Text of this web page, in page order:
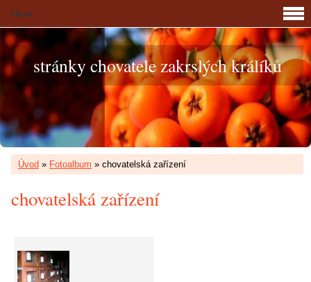
stránky chovatele zakrslých králíků
Úvod » Fotoalbum » chovatelská zařízení
chovatelská zařízení
Menu